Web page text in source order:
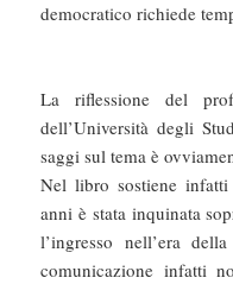
democratico richiede
La riflessione del
dell’Università degli
saggi sul tema è
Nel libro sostiene
anni è stata inquinata
l’ingresso nell’era
comunicazione infatti